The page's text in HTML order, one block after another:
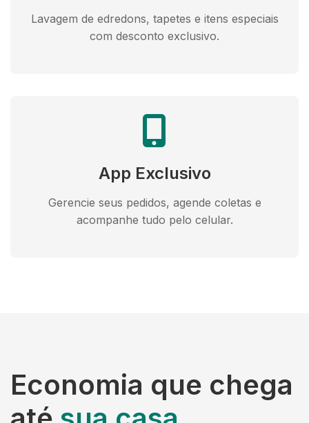
Lavagem de edredons, tapetes e itens especiais
com desconto exclusivo.
App Exclusivo
Gerencie seus pedidos, agende coletas e
acompanhe tudo pelo celular.
Economia que chega